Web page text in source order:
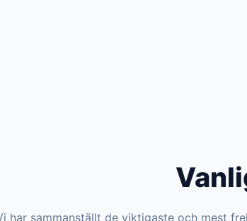
har sammanställt de viktigaste och mest